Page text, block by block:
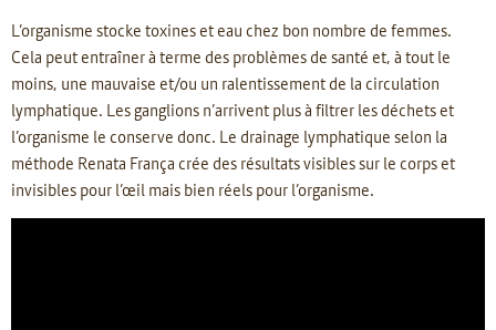
L’organisme stocke toxines et eau chez bon nombre de femmes.
Cela peut entraîner à terme des problèmes de santé et, à tout le
moins, une mauvaise et/ou un ralentissement de la circulation
lymphatique. Les ganglions n’arrivent plus à filtrer les déchets et
l’organisme le conserve donc. Le drainage lymphatique selon la
méthode Renata França crée des résultats visibles sur le corps et
invisibles pour l’œil mais bien réels pour l’organisme.